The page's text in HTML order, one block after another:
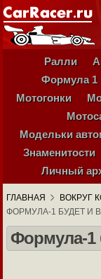
Ралли
Формула 1
Мотогонки
Модельки
Знаменитости
Личный
ГЛАВНАЯ ВОКРУГ
ФОРМУЛА-1 БУДЕТ И
Формула-1